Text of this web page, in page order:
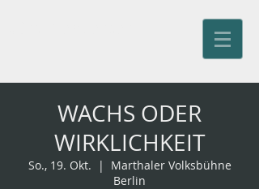
WACHS ODER
WIRKLICHKEIT
So., 19. Okt.
  |
Marthaler Volksbühne
Berlin